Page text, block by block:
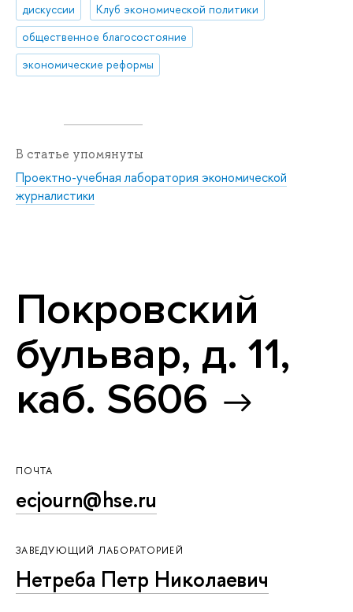
дискуссии
Клуб экономической политики
общественное благосостояние
экономические реформы
В статье упомянуты
Проектно-учебная лаборатория экономической
журналистики
Покровский
бульвар, д. 11,
каб. S606
ПОЧТА
ecjourn@hse.ru
ЗАВЕДУЮЩИЙ ЛАБОРАТОРИЕЙ
Нетреба Петр Николаевич